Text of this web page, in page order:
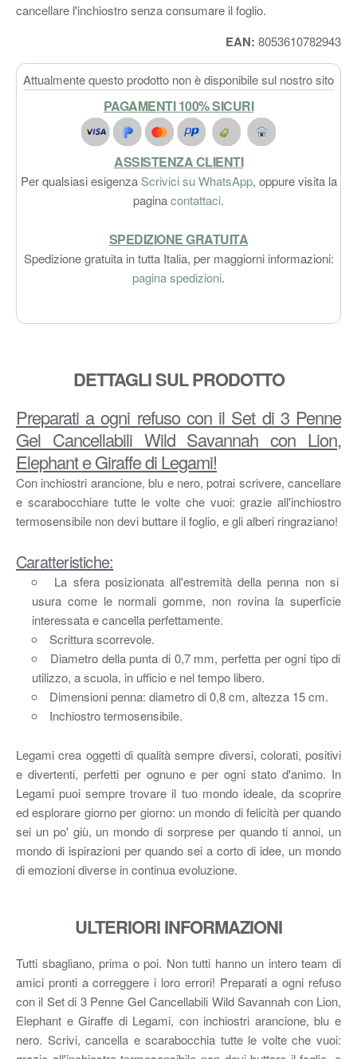
cancellare l'inchiostro senza consumare il foglio.
EAN: 8053610782943
Attualmente questo prodotto non è disponibile sul nostro sito
PAGAMENTI 100% SICURI
ASSISTENZA CLIENTI
Per qualsiasi esigenzaScrivici su WhatsApp, oppure visita la
paginacontattaci.
SPEDIZIONE GRATUITA
Spedizione gratuita in tutta Italia, per maggiorni informazioni:
pagina spedizioni.
DETTAGLI SUL PRODOTTO
Preparati a ogni refuso con il Set di 3 Penne
Gel Cancellabili Wild Savannah con Lion,
Elephant e Giraffe di Legami!
Con inchiostri arancione, blu e nero, potrai scrivere, cancellare
e scarabocchiare tutte le volte che vuoi: grazie all'inchiostro
termosensibile non devi buttare il foglio, e gli alberi ringraziano!
Caratteristiche:
La sfera posizionata all'estremità della penna non si
usura come le normali gomme, non rovina la superficie
interessata e cancella perfettamente.
Scrittura scorrevole.
Diametro della punta di 0,7 mm, perfetta per ogni tipo di
utilizzo, a scuola, in ufficio e nel tempo libero.
Dimensioni penna: diametro di 0,8 cm, altezza 15 cm.
Inchiostro termosensibile.
Legami crea oggetti di qualità sempre diversi, colorati, positivi
e divertenti, perfetti per ognuno e per ogni stato d'animo. In
Legami puoi sempre trovare il tuo mondo ideale, da scoprire
ed esplorare giorno per giorno: un mondo di felicità per quando
sei un po' giù, un mondo di sorprese per quando ti annoi, un
mondo di ispirazioni per quando sei a corto di idee, un mondo
di emozioni diverse in continua evoluzione.
ULTERIORI INFORMAZIONI
Tutti sbagliano, prima o poi. Non tutti hanno un intero team di
amici pronti a correggere i loro errori! Preparati a ogni refuso
con il Set di 3 Penne Gel Cancellabili Wild Savannah con Lion,
Elephant e Giraffe di Legami, con inchiostri arancione, blu e
nero. Scrivi, cancella e scarabocchia tutte le volte che vuoi: